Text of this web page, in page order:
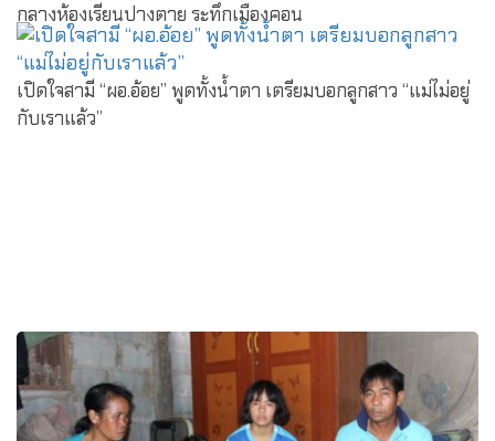
กลางห้องเรียนปางตาย ระทึกเมืองคอน
เปิดใจสามี “ผอ.อ้อย” พูดทั้งน้ำตา เตรียมบอกลูกสาว “แม่ไม่อยู่
กับเราแล้ว”